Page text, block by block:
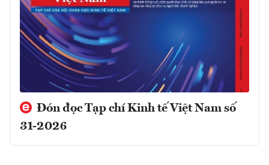
Đón đọc Tạp chí Kinh tế Việt Nam số
31-2026